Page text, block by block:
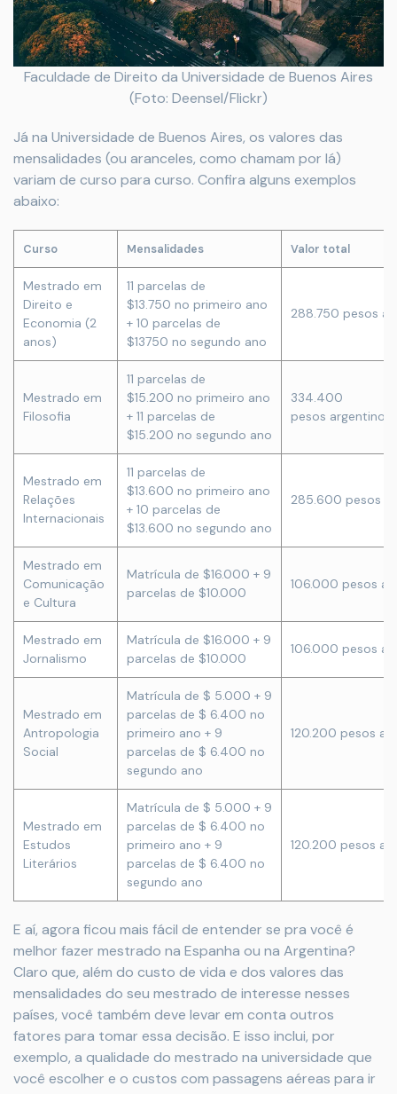
Faculdade de Direito da Universidade de Buenos Aires
(Foto: Deensel/Flickr)
Já na Universidade de Buenos Aires, os valores das
mensalidades (ou aranceles, como chamam por lá)
variam de curso para curso. Confira alguns exemplos
abaixo:
Curso Mensalidades Valor total
Mestrado em
Direito e
Economia (2
anos)
11 parcelas de
$13.750 no primeiro ano
+ 10 parcelas de
$13750 no segundo ano
288.750 pesos
Mestrado em
Filosofia
11 parcelas de
$15.200 no primeiro ano
+ 11 parcelas de
$15.200 no segundo ano
334.400
pesos argentinos
Mestrado em
Relações
Internacionais
11 parcelas de
$13.600 no primeiro ano
+ 10 parcelas de
$13.600 no segundo ano
285.600 pesos
Mestrado em
Comunicação
e Cultura
Matrícula de $16.000 + 9
parcelas de $10.000
106.000 pesos
Mestrado em
Jornalismo
Matrícula de $16.000 + 9
parcelas de $10.000
106.000 pesos
Mestrado em
Antropologia
Social
Matrícula de $ 5.000 + 9
parcelas de $ 6.400 no
primeiro ano + 9
parcelas de $ 6.400 no
segundo ano
120.200 pesos
Mestrado em
Estudos
Literários
Matrícula de $ 5.000 + 9
parcelas de $ 6.400 no
primeiro ano + 9
parcelas de $ 6.400 no
segundo ano
120.200 pesos
E aí, agora ficou mais fácil de entender se pra você é
melhor fazer mestrado na Espanha ou na Argentina?
Claro que, além do custo de vida e dos valores das
mensalidades do seu mestrado de interesse nesses
países, você também deve levar em conta outros
fatores para tomar essa decisão. E isso inclui, por
exemplo, a qualidade do mestrado na universidade que
você escolher e o custos com passagens aéreas para ir